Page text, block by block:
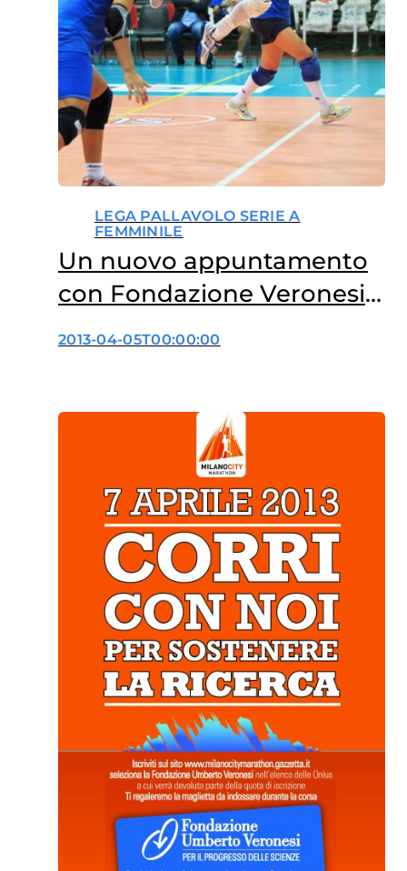
LEGA PALLAVOLO SERIE A
FEMMINILE
Un nuovo appuntamento
con Fondazione Veronesi
e Lega Pallavolo Serie A
2013-04-05T00:00:00